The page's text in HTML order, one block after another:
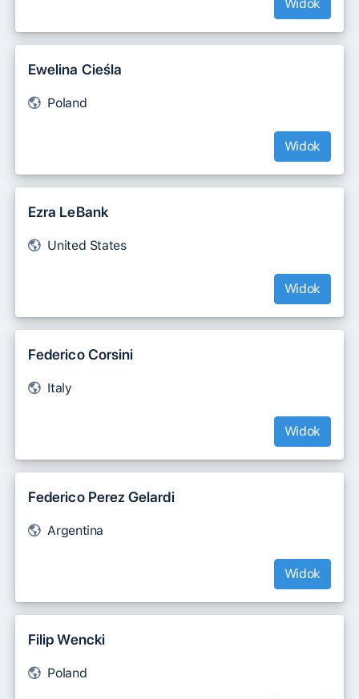
Widok
Ewelina Cieśla
Poland
Widok
Ezra LeBank
United States
Widok
Federico Corsini
Italy
Widok
Federico Perez Gelardi
Argentina
Widok
Filip Wencki
Poland